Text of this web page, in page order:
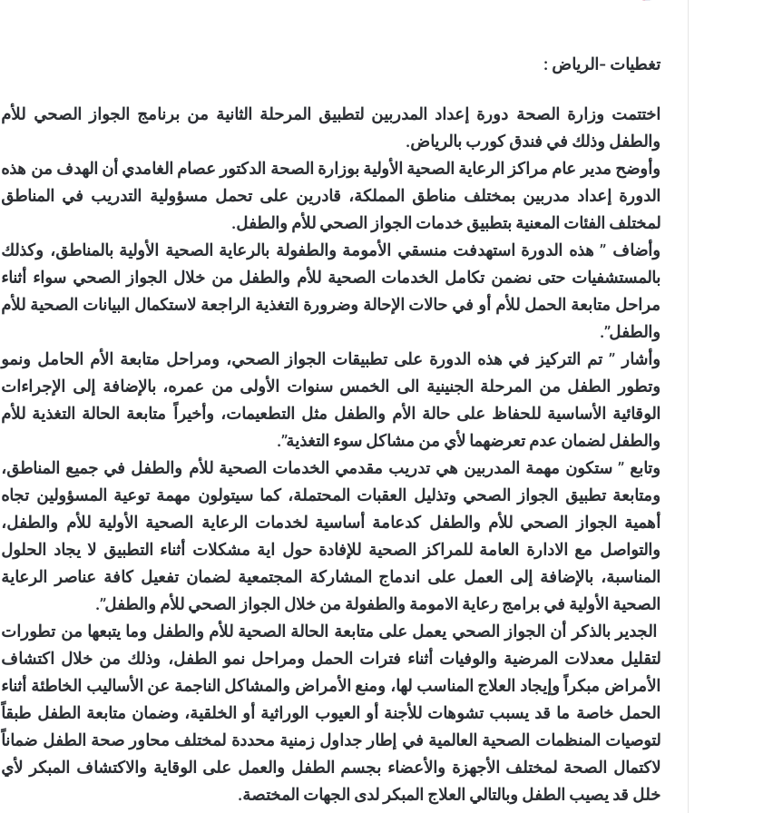
تغطيات -الرياض :
اختتمت وزارة الصحة دورة إعداد المدربين لتطبيق المرحلة الثانية من برنامج الجواز الصحي للأم
والطفل وذلك في فندق كورب بالرياض.
وأوضح مدير عام مراكز الرعاية الصحية الأولية بوزارة الصحة الدكتور عصام الغامدي أن الهدف من هذه
الدورة إعداد مدربين بمختلف مناطق المملكة، قادرين على تحمل مسؤولية التدريب في المناطق
لمختلف الفئات المعنية بتطبيق خدمات الجواز الصحي للأم والطفل.
وأضاف ” هذه الدورة استهدفت منسقي الأمومة والطفولة بالرعاية الصحية الأولية بالمناطق، وكذلك
بالمستشفيات حتى نضمن تكامل الخدمات الصحية للأم والطفل من خلال الجواز الصحي سواء أثناء
مراحل متابعة الحمل للأم أو في حالات الإحالة وضرورة التغذية الراجعة لاستكمال البيانات الصحية للأم
والطفل”.
وأشار ” تم التركيز في هذه الدورة على تطبيقات الجواز الصحي، ومراحل متابعة الأم الحامل ونمو
وتطور الطفل من المرحلة الجنينية الى الخمس سنوات الأولى من عمره، بالإضافة إلى الإجراءات
الوقائية الأساسية للحفاظ على حالة الأم والطفل مثل التطعيمات، وأخيراً متابعة الحالة التغذية للأم
والطفل لضمان عدم تعرضهما لأي من مشاكل سوء التغذية”.
وتابع ” ستكون مهمة المدربين هي تدريب مقدمي الخدمات الصحية للأم والطفل في جميع المناطق،
ومتابعة تطبيق الجواز الصحي وتذليل العقبات المحتملة، كما سيتولون مهمة توعية المسؤولين تجاه
أهمية الجواز الصحي للأم والطفل كدعامة أساسية لخدمات الرعاية الصحية الأولية للأم والطفل،
والتواصل مع الادارة العامة للمراكز الصحية للإفادة حول اية مشكلات أثناء التطبيق لا يجاد الحلول
المناسبة، بالإضافة إلى العمل على اندماج المشاركة المجتمعية لضمان تفعيل كافة عناصر الرعاية
الصحية الأولية في برامج رعاية الامومة والطفولة من خلال الجواز الصحي للأم والطفل”.
الجدير بالذكر أن الجواز الصحي يعمل على متابعة الحالة الصحية للأم والطفل وما يتبعها من تطورات
لتقليل معدلات المرضية والوفيات أثناء فترات الحمل ومراحل نمو الطفل، وذلك من خلال اكتشاف
الأمراض مبكراً وإيجاد العلاج المناسب لها، ومنع الأمراض والمشاكل الناجمة عن الأساليب الخاطئة أثناء
الحمل خاصة ما قد يسبب تشوهات للأجنة أو العيوب الوراثية أو الخلقية، وضمان متابعة الطفل طبقاً
لتوصيات المنظمات الصحية العالمية في إطار جداول زمنية محددة لمختلف محاور صحة الطفل ضماناً
لاكتمال الصحة لمختلف الأجهزة والأعضاء بجسم الطفل والعمل على الوقاية والاكتشاف المبكر لأي
خلل قد يصيب الطفل وبالتالي العلاج المبكر لدى الجهات المختصة.